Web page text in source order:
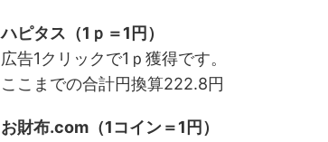
ハピタス（1ｐ＝1円）
広告1クリックで1ｐ獲得です。
ここまでの合計円換算222.8円
お財布.com（1コイン＝1円）